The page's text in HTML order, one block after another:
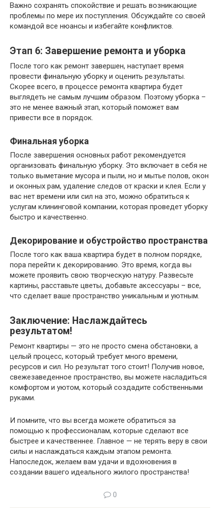
Важно сохранять спокойствие и решать возникающие
проблемы по мере их поступления. Обсуждайте со своей
командой все нюансы и избегайте конфликтов.
Этап 6: Завершение ремонта и уборка
После того как ремонт завершен, наступает время
провести финальную уборку и оценить результаты.
Скорее всего, в процессе ремонта квартира будет
выглядеть не самым лучшим образом. Поэтому уборка –
это не менее важный этап, который поможет вам
привести все в порядок.
Финальная уборка
После завершения основных работ рекомендуется
организовать финальную уборку. Это включает в себя не
только выметание мусора и пыли, но и мытье полов, окон
и оконных рам, удаление следов от краски и клея. Если у
вас нет времени или сил на это, можно обратиться к
услугам клининговой компании, которая проведет уборку
быстро и качественно.
Декорирование и обустройство пространства
После того как ваша квартира будет в полном порядке,
пора перейти к декорированию. Это время, когда вы
можете проявить свою творческую натуру. Развесьте
картины, расставьте цветы, добавьте аксессуары – все,
что сделает ваше пространство уникальным и уютным.
Заключение: Наслаждайтесь
результатом!
Ремонт квартиры — это не просто смена обстановки, а
целый процесс, который требует много времени,
ресурсов и сил. Но результат того стоит! Получив новое,
свежезаведенное пространство, вы можете насладиться
комфортом и уютом, который создадите собственными
руками.
И помните, что вы всегда можете обратиться за
помощью к профессионалам, которые сделают все
быстрее и качественнее. Главное — не терять веру в свои
силы и наслаждаться каждым этапом ремонта.
Напоследок, желаем вам удачи и вдохновения в
создании вашего идеального жилого пространства!
0